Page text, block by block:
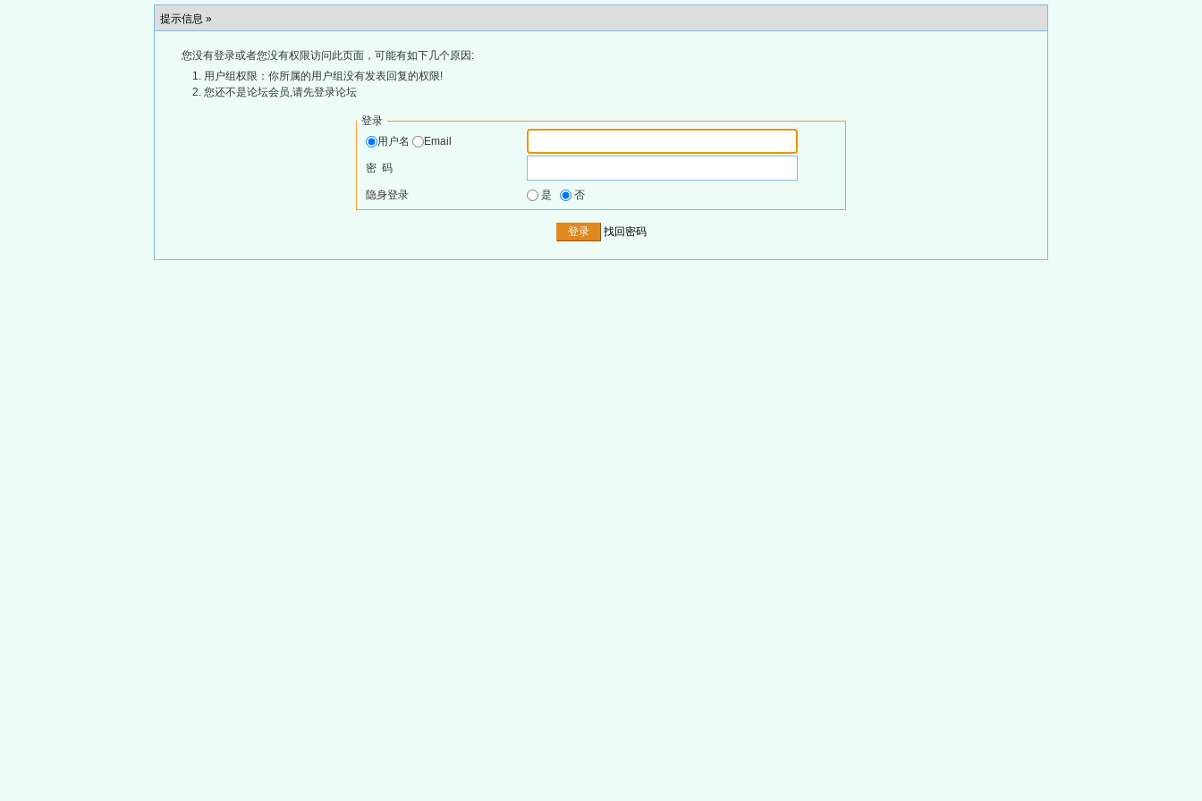
提示信息 »
您没有登录或者您没有权限访问此页面，可能有如下几个原因:
用户组权限：你所属的用户组没有发表回复的权限!
您还不是论坛会员,请先登录论坛
登录
用户名
Email
密 码
隐身登录 是 否
找回密码